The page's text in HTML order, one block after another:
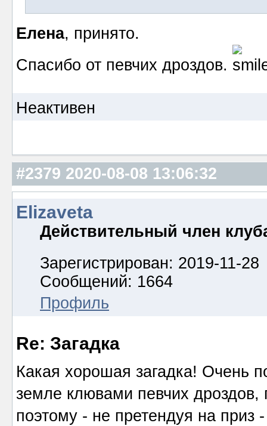
Елена, принято.
Спасибо от певчих дроздов.
Неактивен
#2379 2020-08-08 13:06:32
Elizaveta
Действительный член
Зарегистрирован: 2019-11-28
Сообщений: 1664
Профиль
Re: Загадка
Какая хорошая загадка! Очень
земле клювами певчих дроздов,
поэтому - не претендуя на приз